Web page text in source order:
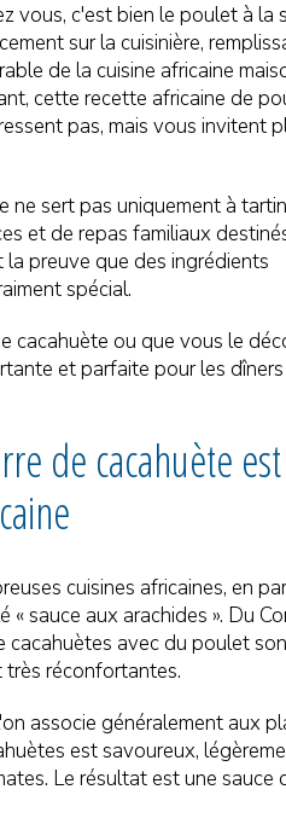
vous, c'est bien le poulet à la
sur la cuisinière,
de la cuisine africaine
cette recette africaine de
pas, mais vous invitent
ne sert pas uniquement à
et de repas familiaux
preuve que des ingrédients
spécial.
cacahuète ou que vous le
et parfaite pour les
de cacahuète
cuisines africaines, en
sauce aux arachides ». Du
cacahuètes avec du poulet
très réconfortantes.
associe généralement aux
est savoureux,
Le résultat est une sauce